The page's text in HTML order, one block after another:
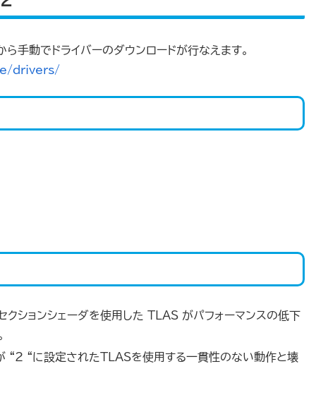
動でドライバーのダウンロードが行なえます。
drivers/
ションシェーダを使用した TLAS がパフォーマンスの低下
“に設定されたTLASを使用する一貫性のない動作と壊